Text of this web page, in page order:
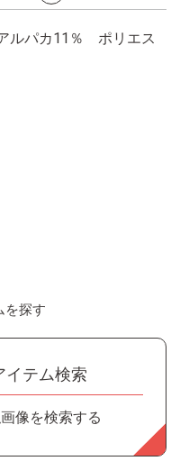
ルパカ11％ ポリエス
を探す
イテム検索
像を検索する